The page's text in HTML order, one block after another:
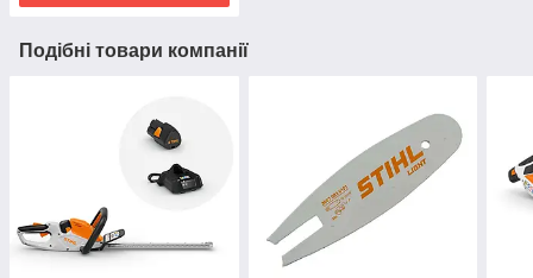
Подібні товари компанії